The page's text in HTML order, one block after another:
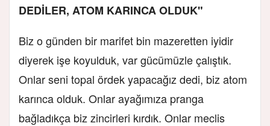
DEDİLER, ATOM KARINCA OLDUK"
Biz o günden bir marifet bin mazeretten iyidir
diyerek işe koyulduk, var gücümüzle çalıştık.
Onlar seni topal ördek yapacağız dedi, biz atom
karınca olduk. Onlar ayağımıza pranga
bağladıkça biz zincirleri kırdık. Onlar meclis